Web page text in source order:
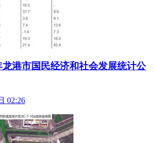
龙港市国民经济和社会发展统计公
02:26